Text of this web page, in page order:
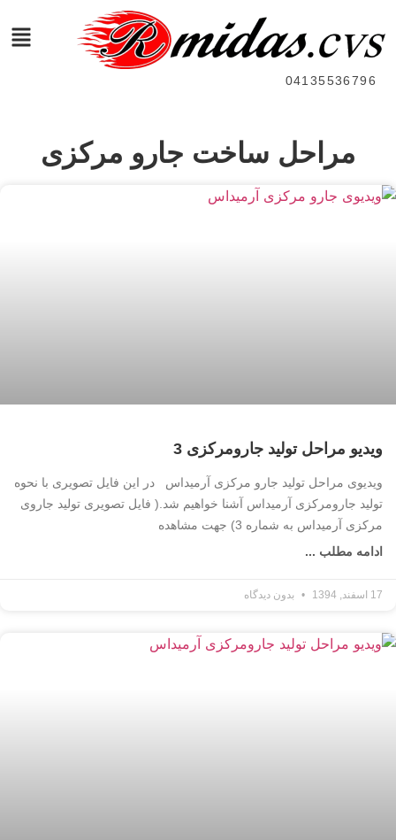
04135536796
مراحل ساخت جارو مرکزی
ویدیو مراحل تولید جارومرکزی 3
ویدیوی مراحل تولید جارو مرکزی آرمیداس در این فایل تصویری با نحوه
تولید جارومرکزی آرمیداس آشنا خواهیم شد.( فایل تصویری تولید جاروی
مرکزی آرمیداس به شماره 3) جهت مشاهده
ادامه مطلب ...
17 اسفند, 1394 بدون دیدگاه